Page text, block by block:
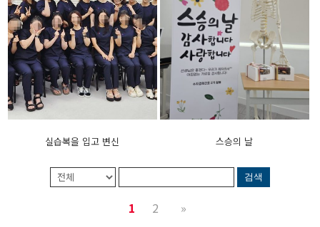
실습복을 입고 변신 스승의 날
검색
1 2 »